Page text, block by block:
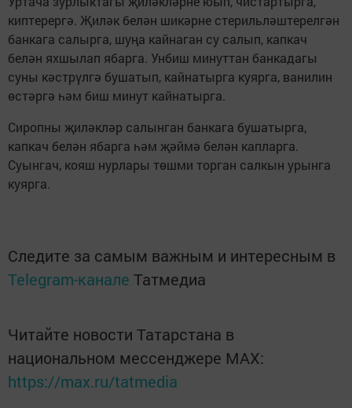
киптерергә. Җиләк белән шикәрне стерильләштерелгән
банкага салырга, шуңа кайнаган су салып, капкач
белән яхшылап ябарга. Унбиш минуттан банкадагы
суны кәстрүлгә бушатып, кайнатырга куярга, ванилин
өстәргә һәм биш минут кайнатырга.
Сиропны җиләкләр салынган банкага бушатырга,
капкач белән ябарга һәм җәймә белән капларга.
Суынгач, кояш нурлары төшми торган салкын урынга
куярга.
Следите за самым важным и интересным в
Telegram-канале Татмедиа
Читайте новости Татарстана в
национальном мессенджере MАХ:
https://max.ru/tatmedia